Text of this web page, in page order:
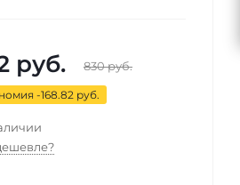
руб. 830руб.
-168.82 руб.